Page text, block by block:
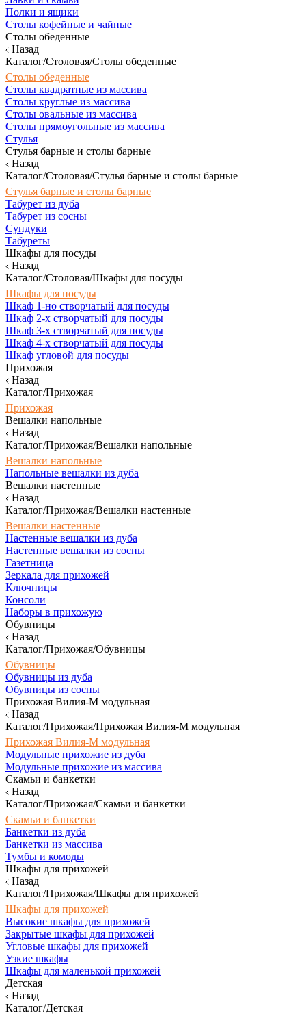
Полки и ящики
Столы кофейные и чайные
Столы обеденные
Назад
Каталог/Столовая/Столы обеденные
Столы обеденные
Столы квадратные из массива
Столы круглые из массива
Столы овальные из массива
Столы прямоугольные из массива
Стулья
Стулья барные и столы барные
Назад
Каталог/Столовая/Стулья барные и столы барные
Стулья барные и столы барные
Табурет из дуба
Табурет из сосны
Сундуки
Табуреты
Шкафы для посуды
Назад
Каталог/Столовая/Шкафы для посуды
Шкафы для посуды
Шкаф 1-но створчатый для посуды
Шкаф 2-х створчатый для посуды
Шкаф 3-х створчатый для посуды
Шкаф 4-х створчатый для посуды
Шкаф угловой для посуды
Прихожая
Назад
Каталог/Прихожая
Прихожая
Вешалки напольные
Назад
Каталог/Прихожая/Вешалки напольные
Вешалки напольные
Напольные вешалки из дуба
Вешалки настенные
Назад
Каталог/Прихожая/Вешалки настенные
Вешалки настенные
Настенные вешалки из дуба
Настенные вешалки из сосны
Газетница
Зеркала для прихожей
Ключницы
Консоли
Наборы в прихожую
Обувницы
Назад
Каталог/Прихожая/Обувницы
Обувницы
Обувницы из дуба
Обувницы из сосны
Прихожая Вилия-М модульная
Назад
Каталог/Прихожая/Прихожая Вилия-М модульная
Прихожая Вилия-М модульная
Модульные прихожие из дуба
Модульные прихожие из массива
Скамьи и банкетки
Назад
Каталог/Прихожая/Скамьи и банкетки
Скамьи и банкетки
Банкетки из дуба
Банкетки из массива
Тумбы и комоды
Шкафы для прихожей
Назад
Каталог/Прихожая/Шкафы для прихожей
Шкафы для прихожей
Высокие шкафы для прихожей
Закрытые шкафы для прихожей
Угловые шкафы для прихожей
Узкие шкафы
Шкафы для маленькой прихожей
Детская
Назад
Каталог/Детская